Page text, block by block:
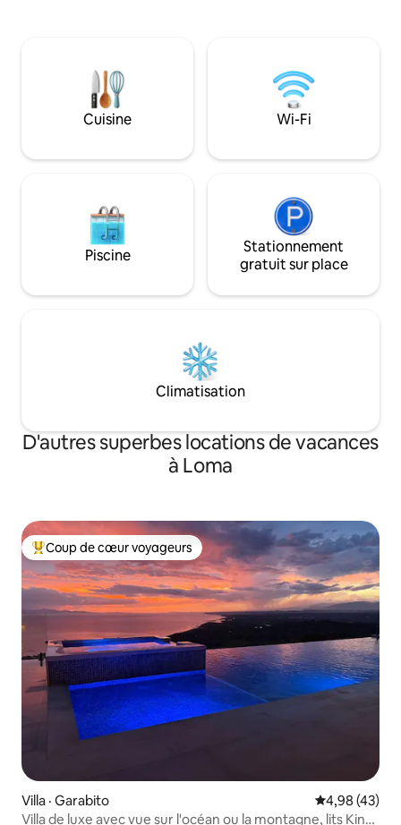
d'une chambre avec télévision
intelligente, d'un canapé-lit, de 2
terrasses, d'un barbecue/foyer, d'un
jacuzzi/spa et d'un parking sécurisé.
travailler à distance. Un paradis paisible
Avec ses
ambiance
pour les couples
et de détente
Cuisine Wi-Fi
Piscine
Stationnement
gratuit sur place
Climatisation
D'autres superbes locations de vacances
à Loma
Coup de cœur voyageurs parmi les plus aimés
Coup de cœur voyageurs
Villa · Garabito Note
4,98 (43)
Villa de luxe avec vue sur l'océan ou la montagne, lits King